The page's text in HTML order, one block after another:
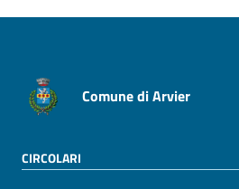
Comune di Arvier
CIRCOLARI